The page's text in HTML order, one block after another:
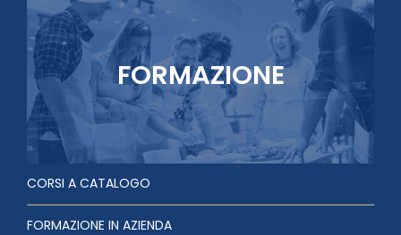
FORMAZIONE
CORSI A CATALOGO
FORMAZIONE IN AZIENDA